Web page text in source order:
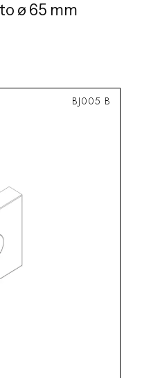
ø 65 mm
BJ005 B